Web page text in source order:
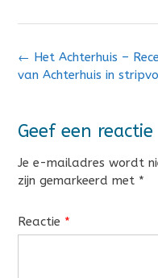
Bericht
navigatie
← Het Achterhuis –
van Achterhuis in
Geef een reactie
Je e-mailadres wordt
zijn gemarkeerd met *
Reactie *